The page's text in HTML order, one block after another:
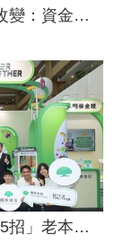
台股風向變了！他點3改變：資金往這族群
退休族注意！國泰金「5招」老本護城河